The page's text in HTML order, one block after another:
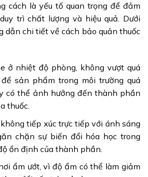
cách là yếu tố quan trọng để đảm
trì chất lượng và hiệu quả. Dưới
dẫn chi tiết về cách bảo quản thuốc
ở nhiệt độ phòng, không vượt quá
sản phẩm trong môi trường quá
có thể ảnh hưởng đến thành phần
thuốc.
tiếp xúc trực tiếp với ánh sáng
chặn sự biến đổi hóa học trong
ổn định của thành phần.
ẩm ướt, vì độ ẩm có thể làm giảm